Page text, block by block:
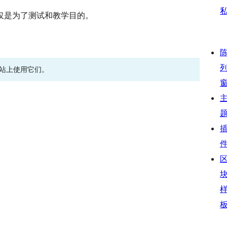
为了测试和教学目的。
上使用它们。